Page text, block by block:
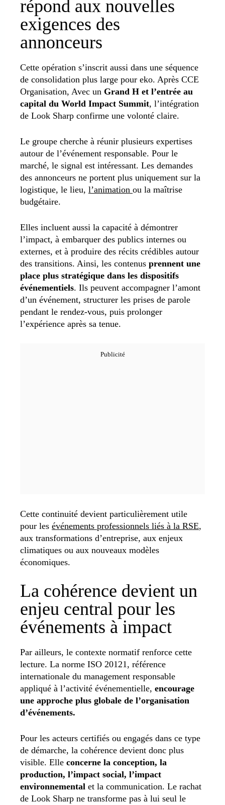
répond aux nouvelles
exigences des
annonceurs
Cette opération s’inscrit aussi dans une séquence
de consolidation plus large pour eko. Après CCE
Organisation, Avec un Grand H et l’entrée au
capital du World Impact Summit, l’intégration
de Look Sharp confirme une volonté claire.
Le groupe cherche à réunir plusieurs expertises
autour de l’événement responsable. Pour le
marché, le signal est intéressant. Les demandes
des annonceurs ne portent plus uniquement sur la
logistique, le lieu, l’animation ou la maîtrise
budgétaire.
Elles incluent aussi la capacité à démontrer
l’impact, à embarquer des publics internes ou
externes, et à produire des récits crédibles autour
des transitions. Ainsi, les contenus prennent une
place plus stratégique dans les dispositifs
événementiels. Ils peuvent accompagner l’amont
d’un événement, structurer les prises de parole
pendant le rendez-vous, puis prolonger
l’expérience après sa tenue.
Cette continuité devient particulièrement utile
pour les événements professionnels liés à la RSE,
aux transformations d’entreprise, aux enjeux
climatiques ou aux nouveaux modèles
économiques.
La cohérence devient un
enjeu central pour les
événements à impact
Par ailleurs, le contexte normatif renforce cette
lecture. La norme ISO 20121, référence
internationale du management responsable
appliqué à l’activité événementielle, encourage
une approche plus globale de l’organisation
d’événements.
Pour les acteurs certifiés ou engagés dans ce type
de démarche, la cohérence devient donc plus
visible. Elle concerne la conception, la
production, l’impact social, l’impact
environnemental et la communication. Le rachat
de Look Sharp ne transforme pas à lui seul le